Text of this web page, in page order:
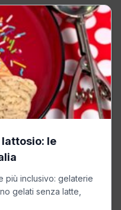
lattosio: le
più inclusivo: gelaterie
gelati senza latte,